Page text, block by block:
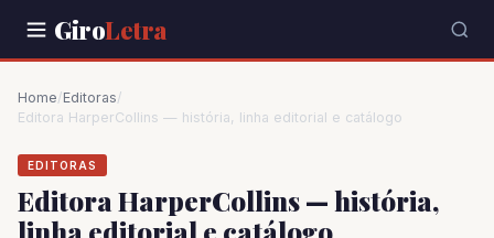
GiroLetra
Home/Editoras/
Editora HarperCollins — história, linha editorial e catálogo
EDITORAS
Editora HarperCollins — história,